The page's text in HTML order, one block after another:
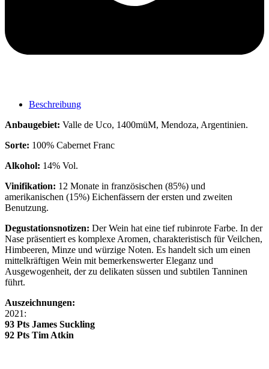
Beschreibung
Anbaugebiet: Valle de Uco, 1400müM, Mendoza, Argentinien.
Sorte: 100% Cabernet Franc
Alkohol: 14% Vol.
Vinifikation: 12 Monate in französischen (85%) und
amerikanischen (15%) Eichenfässern der ersten und zweiten
Benutzung.
Degustationsnotizen: Der Wein hat eine tief rubinrote Farbe. In der
Nase präsentiert es komplexe Aromen, charakteristisch für Veilchen,
Himbeeren, Minze und würzige Noten. Es handelt sich um einen
mittelkräftigen Wein mit bemerkenswerter Eleganz und
Ausgewogenheit, der zu delikaten süssen und subtilen Tanninen
führt.
Auszeichnungen:
2021:
93 Pts James Suckling
92 Pts Tim Atkin